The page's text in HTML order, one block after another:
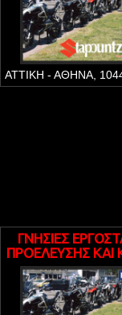
ΑΤΤΙΚΗ - ΑΘΗΝΑ,
ΓΝΗΣΙΕΣ
ΠΡΟΕΛΕΥΣΗΣ ΚΑΙ